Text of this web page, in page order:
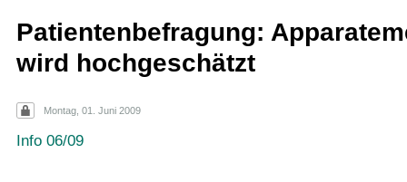
Patientenbefragung:
wird hochgeschätzt
Montag, 01. Juni 2009
Info 06/09